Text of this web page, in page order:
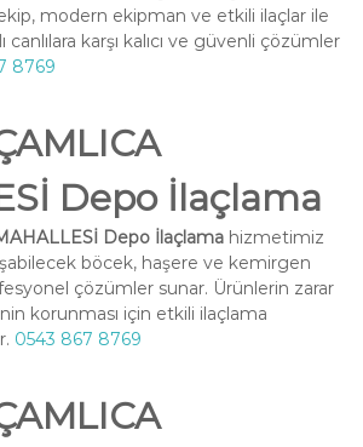
modern ekipman ve etkili ilaçlar ile
canlılara karşı kalıcı ve güvenli çözümler
8769
Depo İlaçlama
Depo İlaçlamahizmetimiz
böcek, haşere ve kemirgen
çözümler sunar. Ürünlerin zarar
korunması için etkili ilaçlama
0543 867 8769